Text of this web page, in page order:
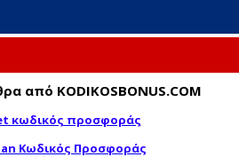
από KODIKOSBONUS.COM
κωδικός προσφοράς
Κωδικός Προσφοράς